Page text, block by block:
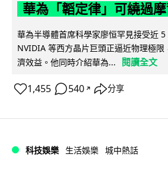
華為「韜定律」可繞過
華為半導體首席科學家廖恒罕見接受近
NVIDIA 等西方晶片巨頭正逼近物理極
濟效益。他同時介紹華為...
閱讀全文
1,455 540 ↗ 分享
科技娛樂 生活娛樂 城中熱話